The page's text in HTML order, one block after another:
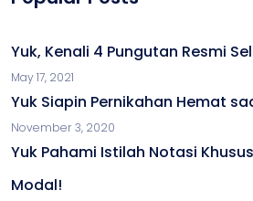
Yuk, Kenali 4 Pungutan Resmi
May 17, 2021
Yuk Siapin Pernikahan Hemat
November 3, 2020
Yuk Pahami Istilah Notasi
Modal!